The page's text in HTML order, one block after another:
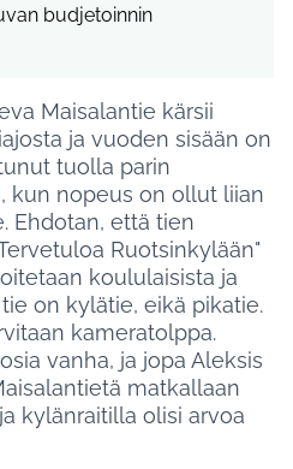
budjetoinnin
Maisalantie kärsii
ja vuoden sisään on
tuolla parin
kun nopeus on ollut liian
Ehdotan, että tien
Ruotsinkylään"
koululaisista ja
on kylätie, eikä pikatie.
kameratolppa.
vanha, ja jopa Aleksis
matkallaan
kylänraitilla olisi arvoa